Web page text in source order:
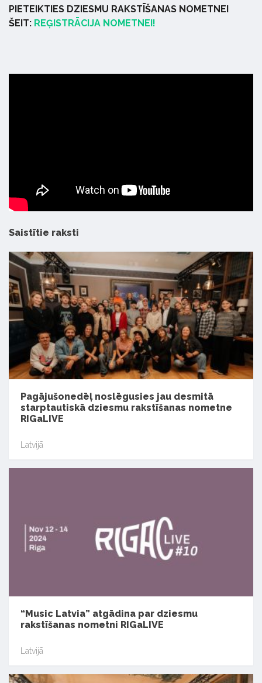
PIETEIKTIES DZIESMU RAKSTĪŠANAS NOMETNEI
ŠEIT: REĢISTRĀCIJA NOMETNEI!
Saistītie raksti
Pagājušonedēļ noslēgusies jau desmitā
starptautiskā dziesmu rakstīšanas nometne
RIGaLIVE
Latvijā
“Music Latvia” atgādina par dziesmu
rakstīšanas nometni RIGaLIVE
Latvijā